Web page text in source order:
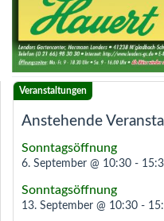
Anstehende
Sonntagsöffnung
6. September @ 10:30 -
Sonntagsöffnung
13. September @ 10:30 -